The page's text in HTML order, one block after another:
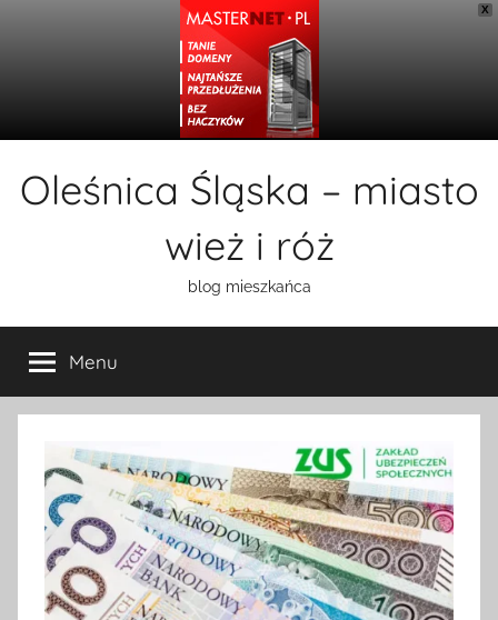
X
Oleśnica Śląska – miasto
wież i róż
blog mieszkańca
Menu